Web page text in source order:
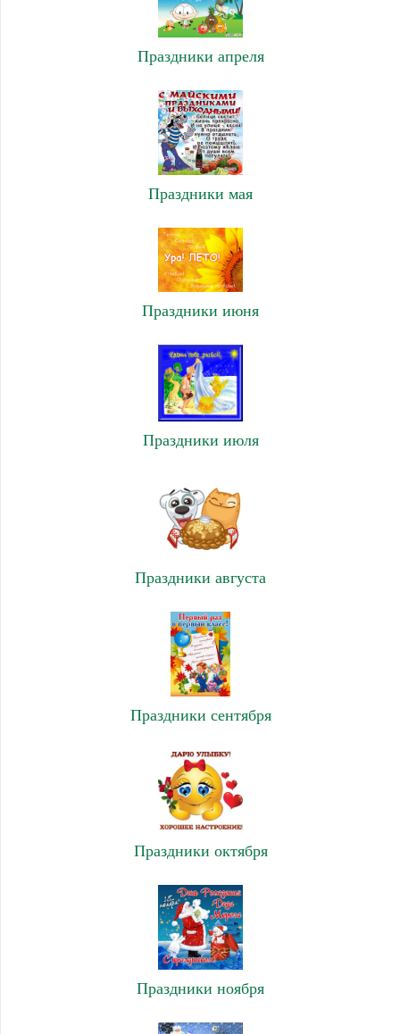
Праздники апреля
Праздники мая
Праздники июня
Праздники июля
Праздники августа
Праздники сентября
Праздники октября
Праздники ноября